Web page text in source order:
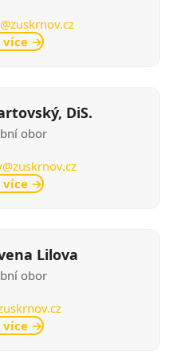
více →
DiS.
obor
více →
Lilova
obor
více →